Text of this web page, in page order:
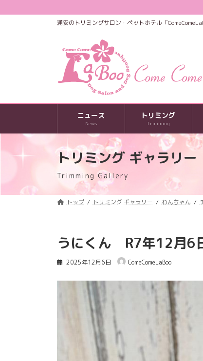
ン
ビ
浦安のトリミングサロン・ペットホテル「
ニュース
News
トリミング
Trimming
トリミング ギャラリー
Trimming Gallery
トップ トリミング ギャラリー わんちゃん
うにくん R7年12月6
2025年12月6日 ComeComeLaBoo